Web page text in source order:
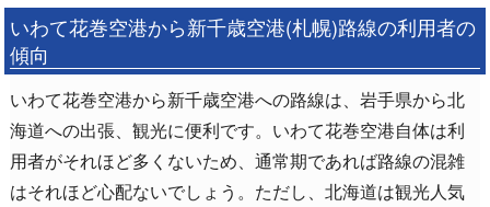
いわて花巻空港から新千歳空港(札幌)路線の利用者の
傾向
いわて花巻空港から新千歳空港への路線は、岩手県から北
海道への出張、観光に便利です。いわて花巻空港自体は利
用者がそれほど多くないため、通常期であれば路線の混雑
はそれほど心配ないでしょう。ただし、北海道は観光人気